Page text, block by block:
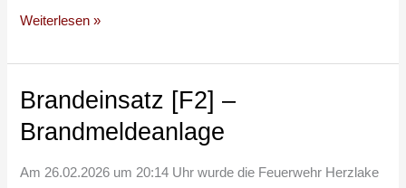
Weiterlesen »
Brandeinsatz [F2] –
Brandmeldeanlage
Am 26.02.2026 um 20:14 Uhr wurde die Feuerwehr Herzlake
Brandeinsatz
–
Brandmeldeanlage